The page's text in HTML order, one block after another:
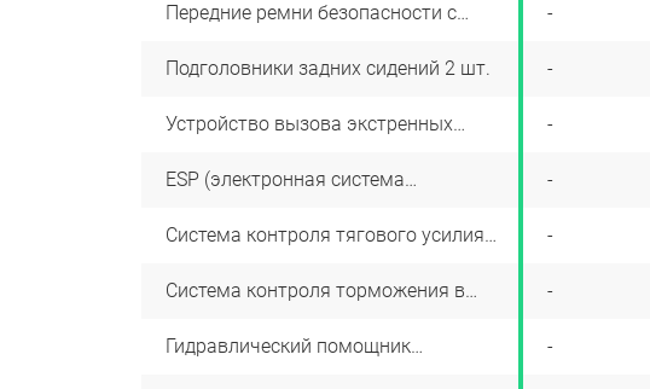
Передние ремни безопасности с
усилия
Подголовники задних сидений 2 шт.
Устройство вызова экстренных
ESP (электронная система
Система контроля тягового усилия
Система контроля торможения в
Гидравлический помощник
+
+
+
+
+
+
+
-
-
-
-
-
-
-